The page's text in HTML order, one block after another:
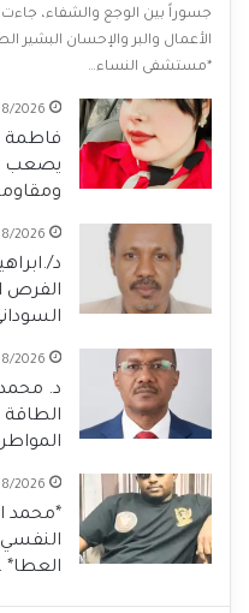
جسوراً بين الوجع والشفاء،
الأعمال والبر والإحسان البشير
*مستشفى النساء…
2026
فاطمة
يصعب
2026
د/
الفرص
السوداني (1-
2026
د.
2026
*محمد
العطا* .